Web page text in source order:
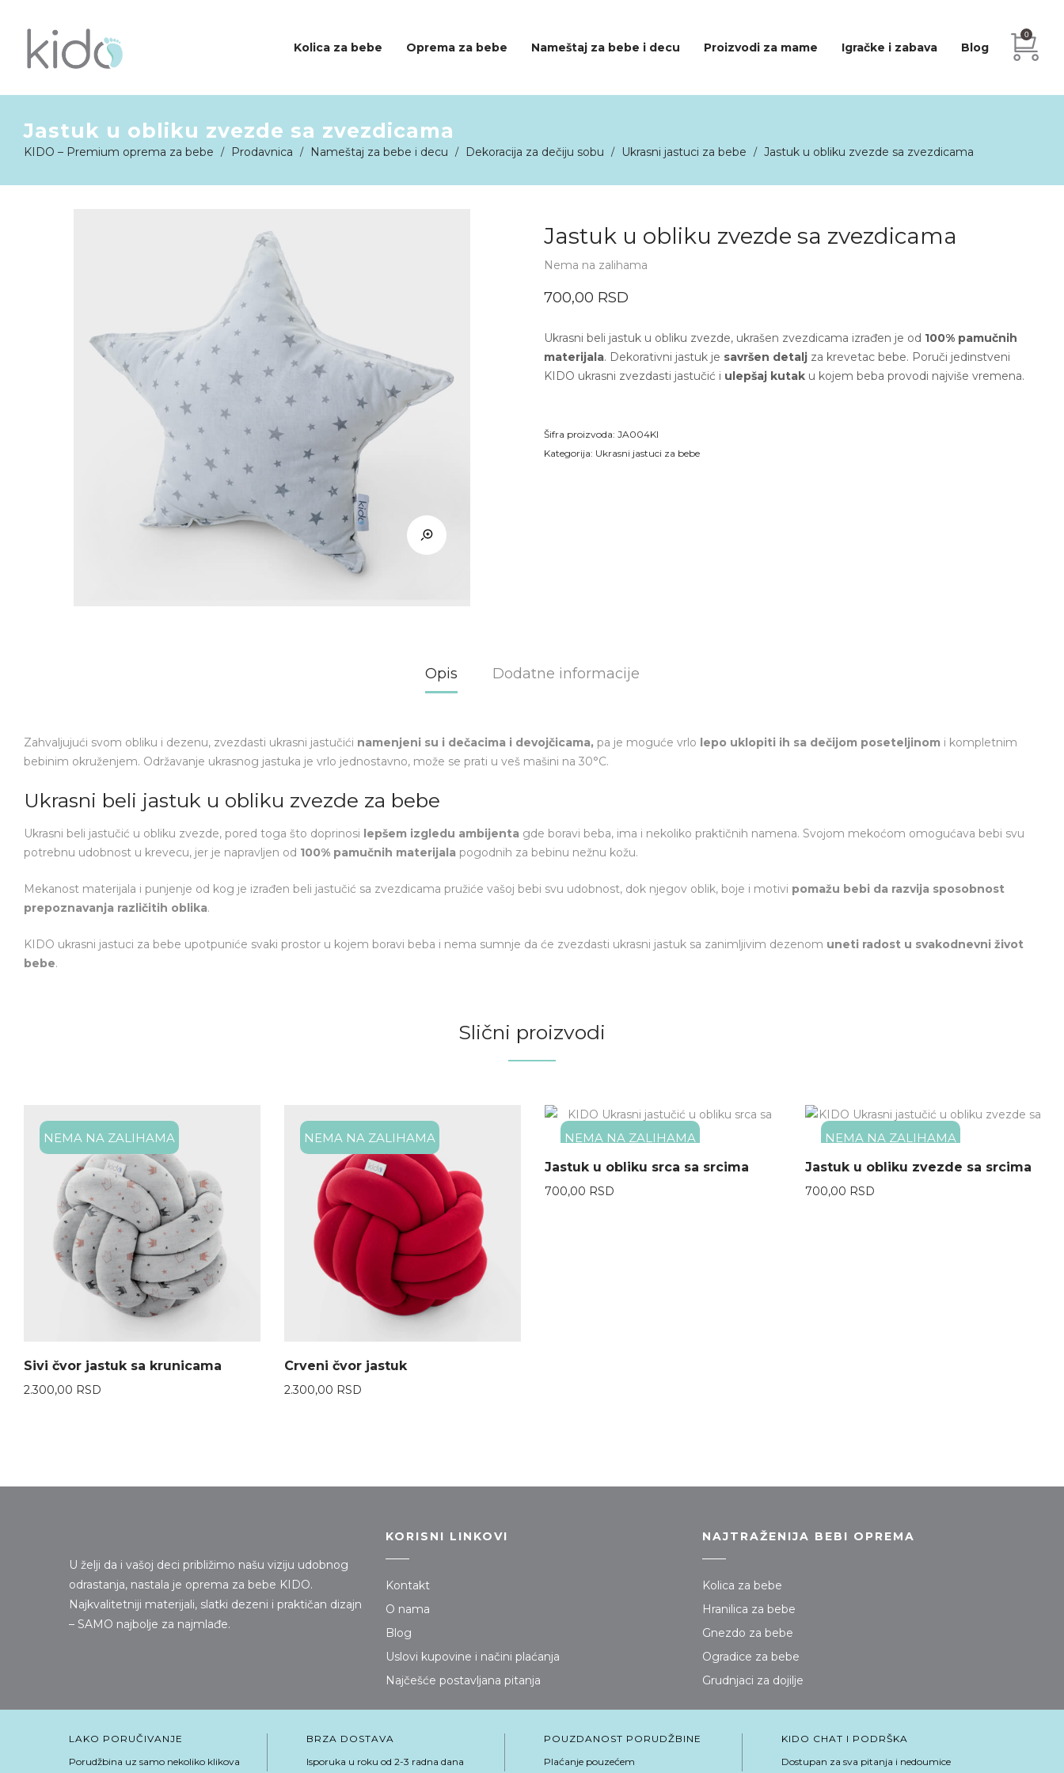
KIDO
Kolica za bebe Oprema za bebe Nameštaj za bebe i decu Proizvodi za mame Igračke i zabava Blog
0
Jastuk u obliku zvezde sa zvezdicama
KIDO – Premium oprema za bebe / Prodavnica / Nameštaj za bebe i decu / Dekoracija za dečiju sobu / Ukrasni jastuci za bebe / Jastuk u obliku zvezde sa zvezdicama
Jastuk u obliku zvezde sa zvezdicama
Nema na zalihama
700,00 RSD
Ukrasni beli jastuk u obliku zvezde, ukrašen zvezdicama izrađen je od 100% pamučnih
materijala. Dekorativni jastuk je savršen detalj za krevetac bebe. Poruči jedinstveni
KIDO ukrasni zvezdasti jastučić i ulepšaj kutak u kojem beba provodi najviše vremena.
Šifra proizvoda: JA004KI
Kategorija: Ukrasni jastuci za bebe
Opis Dodatne informacije
Zahvaljujući svom obliku i dezenu, zvezdasti ukrasni jastučići namenjeni su i dečacima i devojčicama, pa je moguće vrlo lepo uklopiti ih sa dečijom poseteljinom i kompletnim
bebinim okruženjem. Održavanje ukrasnog jastuka je vrlo jednostavno, može se prati u veš mašini na 30°C.
Ukrasni beli jastuk u obliku zvezde za bebe
Ukrasni beli jastučić u obliku zvezde, pored toga što doprinosi lepšem izgledu ambijenta gde boravi beba, ima i nekoliko praktičnih namena. Svojom mekoćom omogućava bebi svu
potrebnu udobnost u krevecu, jer je napravljen od 100% pamučnih materijala pogodnih za bebinu nežnu kožu.
Mekanost materijala i punjenje od kog je izrađen beli jastučić sa zvezdicama pružiće vašoj bebi svu udobnost, dok njegov oblik, boje i motivi pomažu bebi da razvija sposobnost
prepoznavanja različitih oblika.
KIDO ukrasni jastuci za bebe upotpuniće svaki prostor u kojem boravi beba i nema sumnje da će zvezdasti ukrasni jastuk sa zanimljivim dezenom uneti radost u svakodnevni život
bebe.
Slični proizvodi
NEMA NA ZALIHAMA
Sivi čvor jastuk sa krunicama
2.300,00 RSD
NEMA NA ZALIHAMA
Crveni čvor jastuk
2.300,00 RSD
NEMA NA ZALIHAMA
Jastuk u obliku srca sa srcima
700,00 RSD
NEMA NA ZALIHAMA
Jastuk u obliku zvezde sa srcima
700,00 RSD
U želji da i vašoj deci približimo našu viziju udobnog
odrastanja, nastala je oprema za bebe KIDO.
Najkvalitetniji materijali, slatki dezeni i praktičan dizajn
– SAMO najbolje za najmlađe.
KORISNI LINKOVI
Kontakt
O nama
Blog
Uslovi kupovine i načini plaćanja
Najčešće postavljana pitanja
NAJTRAŽENIJA BEBI OPREMA
Kolica za bebe
Hranilica za bebe
Gnezdo za bebe
Ogradice za bebe
Grudnjaci za dojilje
LAKO PORUČIVANJE
Porudžbina uz samo nekoliko klikova
BRZA DOSTAVA
Isporuka u roku od 2-3 radna dana
POUZDANOST PORUDŽBINE
Plaćanje pouzećem
KIDO CHAT I PODRŠKA
Dostupan za sva pitanja i nedoumice